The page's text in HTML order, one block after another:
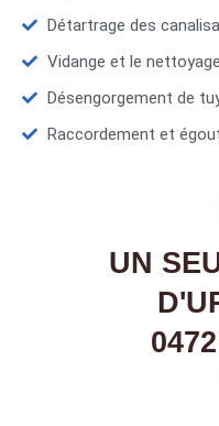
Détartrage des
Vidange et le
Désengorgement de
Raccordement et
UN